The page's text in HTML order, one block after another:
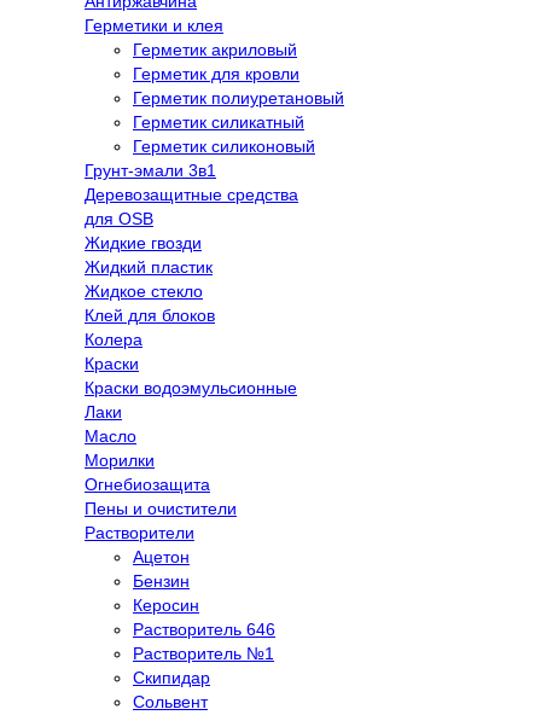
Герметики и клея
Герметик акриловый
Герметик для кровли
Герметик полиуретановый
Герметик силикатный
Герметик силиконовый
Грунт-эмали 3в1
Деревозащитные средства
для OSB
Жидкие гвозди
Жидкий пластик
Жидкое стекло
Клей для блоков
Колера
Краски
Краски водоэмульсионные
Лаки
Масло
Морилки
Огнебиозащита
Пены и очистители
Растворители
Ацетон
Бензин
Керосин
Растворитель 646
Растворитель №1
Скипидар
Сольвент